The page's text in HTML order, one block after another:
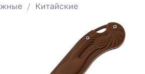
Китайские